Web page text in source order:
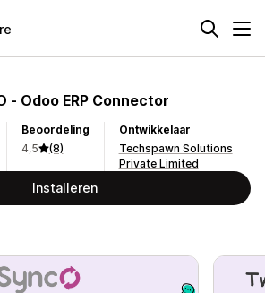
‑ Odoo ERP Connector
Beoordeling
4,5
(8)
Ontwikkelaar
Techspawn Solutions
Private Limited
Installeren